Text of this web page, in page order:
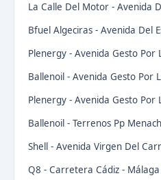
La Calle Del Motor - Avenida
Bfuel Algeciras - Avenida Del
Plenergy - Avenida Gesto Por
Ballenoil - Avenida Gesto Por
Plenergy - Avenida Gesto Por
Ballenoil - Terrenos Pp
Shell - Avenida Virgen Del
Q8 - Carretera Cádiz -